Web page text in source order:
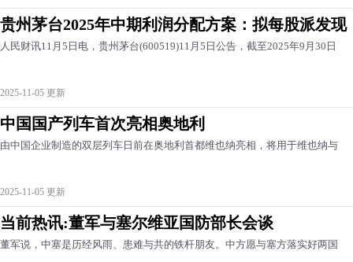
贵州茅台2025年中期利润分配方案：拟每股派发现
人民财讯11月5日电，贵州茅台(600519)11月5日公告，截至2025年9月30日
2025-11-05 更新
中国国产列车首次亮相奥地利
由中国企业制造的双层列车日前在奥地利首都维也纳亮相，将用于维也纳与
2025-11-05 更新
当前热讯:董军与塞尔维亚国防部长会谈
董军说，中塞是历经风雨、患难与共的铁杆朋友。中方愿与塞方落实好两国